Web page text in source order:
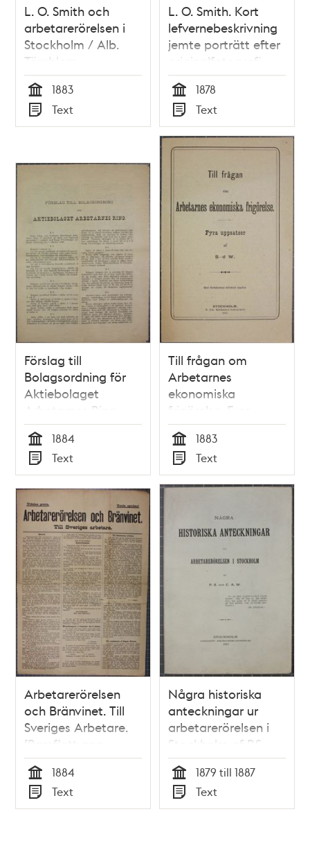
L. O. Smith och
arbetarerörelsen i
Stockholm / Alb.
Törnblom
Tid
1883
Typ
Text
L. O. Smith. Kort
lefvernebeskrivning
jemte porträtt efter
originalfotografi.
Tid
1878
Typ
Text
Förslag till
Bolagsordning för
Aktiebolaget
Arbetarnes Ring
Tid
1884
Typ
Text
Till frågan om
Arbetarnes
ekonomiska
frigörelse. Fyra
uppsatser af S-d. W.
Tid
1883
Typ
Text
Arbetarerörelsen
och Bränvinet. Till
Sveriges Arbetare.
[Pamflett ang.
Arbetarnes ring]
Tid
1884
Typ
Text
Några historiska
anteckningar ur
arbetarerörelsen i
Stockholm af P.S.
och C.A.W.
Tid
1879 till 1887
Typ
Text